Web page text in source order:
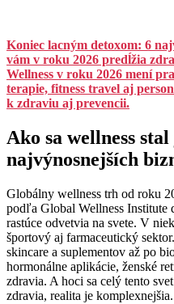
Koniec lacným detoxom: 6
vám v roku 2026 predĺžia
Wellness v roku 2026 mení
terapie, fitness travel aj
k zdraviu aj prevencii.
Ako sa wellness
najvýnosnejších
Globálny wellness trh od roku
podľa Global Wellness Institute
rastúce odvetvia na svete. V
športový aj farmaceutický
skincare a suplementov až po
hormonálne aplikácie, ženské
zdravia. A hoci sa celý tento
zdravia, realita je komplexnejšia.